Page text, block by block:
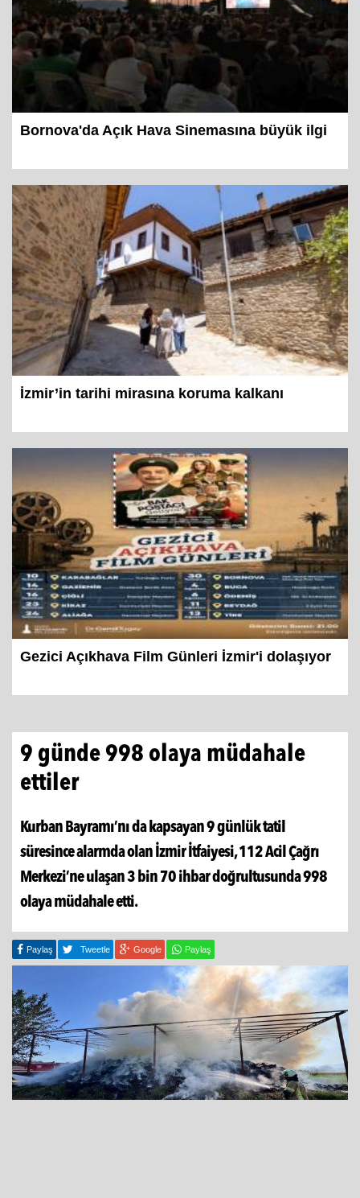
Bornova'da Açık Hava Sinemasına büyük ilgi
İzmir’in tarihi mirasına koruma kalkanı
Gezici Açıkhava Film Günleri İzmir'i dolaşıyor
9 günde 998 olaya müdahale
ettiler
Kurban Bayramı’nı da kapsayan 9 günlük tatil
süresince alarmda olan İzmir İtfaiyesi, 112 Acil Çağrı
Merkezi’ne ulaşan 3 bin 70 ihbar doğrultusunda 998
olaya müdahale etti.
Paylaş Tweetle Google Paylaş